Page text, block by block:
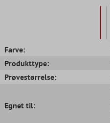
Farve:
Produkttype:
Prøvestørrelse:
Egnet til: